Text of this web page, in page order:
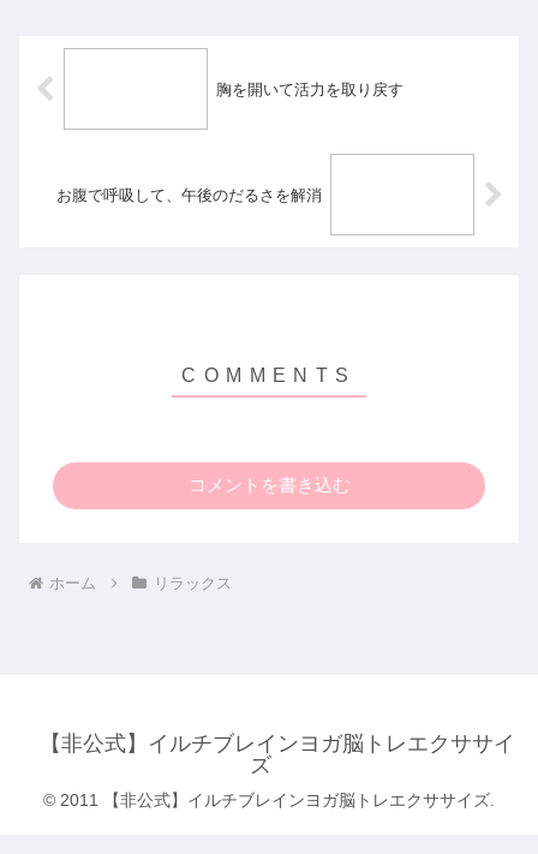
胸を開いて活力を取り戻す
お腹で呼吸して、午後のだるさを解消
コメントを書き込む
ホーム リラックス
【非公式】イルチブレインヨガ脳トレエクササイ
ズ
© 2011 【非公式】イルチブレインヨガ脳トレエクササイズ.